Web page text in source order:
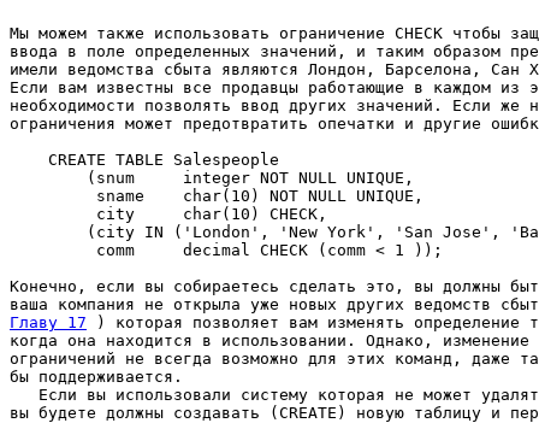
Мы можем также использовать ограничение CHECK чтобы
ввода в поле определенных значений, и таким образом
имели ведомства сбыта являются Лондон, Барселона,
Если вам известны все продавцы работающие в каждом из
необходимости позволять ввод других значений. Если же
ограничения может предотвратить опечатки и другие
    CREATE TABLE Salespeople
        (snum     integer NOT NULL UNIQUE,
         sname    char(10) NOT NULL UNIQUE,
         city     char(10) CHECK,
(city IN ('London', 'New York', 'San Jose',
         comm     decimal CHECK (comm < 1 ));
Конечно, если вы собираетесь сделать это, вы должны
Главу 17 ) которая позволяет вам изменять определение
когда она находится в использовании. Однако,
ограничений не всегда возможно для этих команд, даже
бы поддерживается.
Если вы использовали систему которая не может
вы будете должны создавать (CREATE) новую таблицу и